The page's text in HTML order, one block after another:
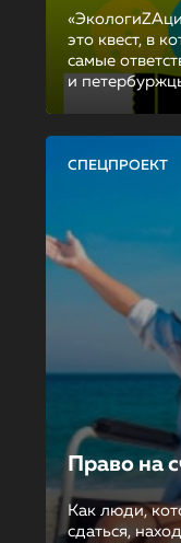
это квест, в
самые
и
СПЕЦПРОЕКТ
Право на
Как люди,
сдаться,